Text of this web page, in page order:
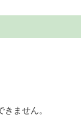
ません。